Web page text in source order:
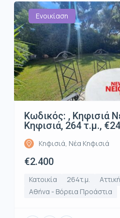
Ενοικίαση
Κωδικός: , Κηφισιά
Κηφισιά, 264 τ.μ.,
Κηφισιά, Νέα Κηφισιά
€2.400
Κατοικία 264τ.μ.
Αττική
Αθήνα - Βόρεια Προάστια